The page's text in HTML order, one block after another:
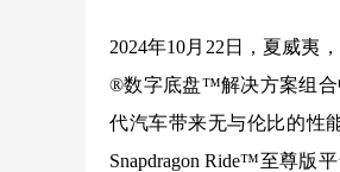
2024年10月22日，夏威夷
®数字底盘™解决方案组合
代汽车带来无与伦比的性
Snapdragon Ride™至尊版